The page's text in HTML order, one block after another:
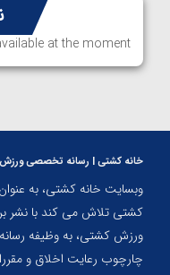
at the moment.
خانه کشتی | رسانه تخصصی
وبسایت خانه کشتی، به
کشتی تلاش می کند با نشر
ورزش کشتی، به وظیفه
چارچوب رعایت اخلاق و